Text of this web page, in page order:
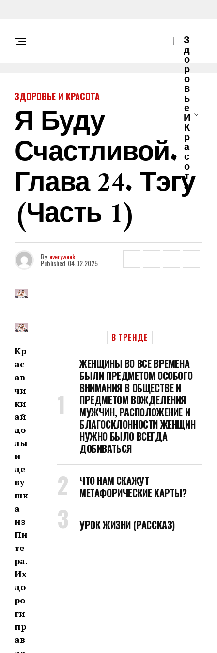
З
Д
О
Р
О
В
Ь
Е
И
К
Р
А
С
О
Т
А
ЗДОРОВЬЕ И КРАСОТА
Я Буду
Счастливой.
Глава 24. Тэгу
(Часть 1)
By everyweek
Published 04.02.2025
Кр
ас
ав
чи
ки
ай
до
лы
и
де
ву
шк
а
из
Пи
те
ра.
Их
до
ро
ги
пр
ав
В ТРЕНДЕ
ЖЕНЩИНЫ ВО ВСЕ ВРЕМЕНА
БЫЛИ ПРЕДМЕТОМ ОСОБОГО
ВНИМАНИЯ В ОБЩЕСТВЕ И
ПРЕДМЕТОМ ВОЖДЕЛЕНИЯ
МУЖЧИН, РАСПОЛОЖЕНИЕ И
БЛАГОСКЛОННОСТИ ЖЕНЩИН
НУЖНО БЫЛО ВСЕГДА
ДОБИВАТЬСЯ
ЧТО НАМ СКАЖУТ
МЕТАФОРИЧЕСКИЕ КАРТЫ?
УРОК ЖИЗНИ (РАССКАЗ)